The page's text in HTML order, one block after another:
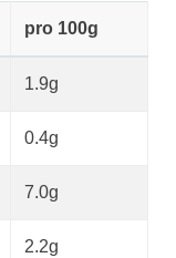
pro 100g
1.9g
0.4g
7.0g
2.2g